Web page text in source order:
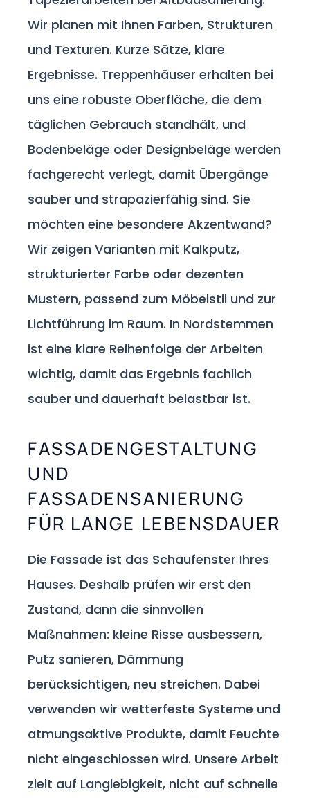
Wir planen mit Ihnen Farben, Strukturen
und Texturen. Kurze Sätze, klare
Ergebnisse. Treppenhäuser erhalten bei
uns eine robuste Oberfläche, die dem
täglichen Gebrauch standhält, und
Bodenbeläge oder Designbeläge werden
fachgerecht verlegt, damit Übergänge
sauber und strapazierfähig sind. Sie
möchten eine besondere Akzentwand?
Wir zeigen Varianten mit Kalkputz,
strukturierter Farbe oder dezenten
Mustern, passend zum Möbelstil und zur
Lichtführung im Raum. In Nordstemmen
ist eine klare Reihenfolge der Arbeiten
wichtig, damit das Ergebnis fachlich
sauber und dauerhaft belastbar ist.
FASSADENGESTALTUNG
UND
FASSADENSANIERUNG
FÜR LANGE LEBENSDAUER
Die Fassade ist das Schaufenster Ihres
Hauses. Deshalb prüfen wir erst den
Zustand, dann die sinnvollen
Maßnahmen: kleine Risse ausbessern,
Putz sanieren, Dämmung
berücksichtigen, neu streichen. Dabei
verwenden wir wetterfeste Systeme und
atmungsaktive Produkte, damit Feuchte
nicht eingeschlossen wird. Unsere Arbeit
zielt auf Langlebigkeit, nicht auf schnelle